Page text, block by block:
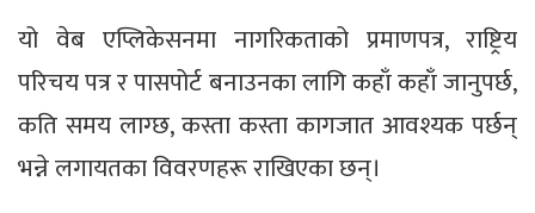
यो वेब एप्लिकेसनमा नागरिकताको प्रमाणपत्र, राष्ट्रिय
परिचय पत्र र पासपोर्ट बनाउनका लागि कहाँ कहाँ जानुपर्छ,
कति समय लाग्छ, कस्ता कस्ता कागजात आवश्यक पर्छन्
भन्ने लगायतका विवरणहरू राखिएका छन्।